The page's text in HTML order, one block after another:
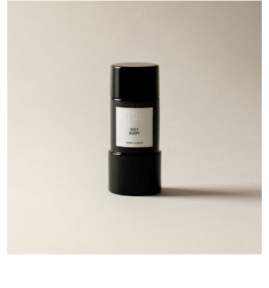
Maitre Parfumeur et Gantier